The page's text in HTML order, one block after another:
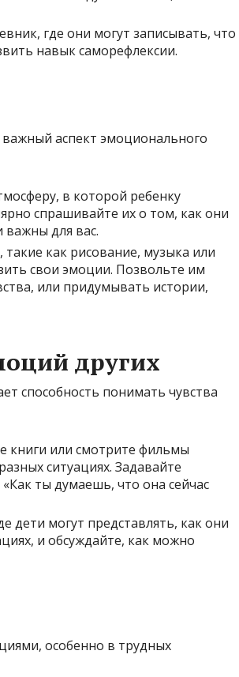
где они могут записывать, что
навык саморефлексии.
аспект эмоционального
в которой ребенку
спрашивайте их о том, как они
важны для вас.
такие как рисование, музыка или
свои эмоции. Позвольте им
или придумывать истории,
других
способность понимать чувства
книги или смотрите фильмы
ситуациях. Задавайте
ты думаешь, что она сейчас
дети могут представлять, как они
и обсуждайте, как можно
особенно в трудных